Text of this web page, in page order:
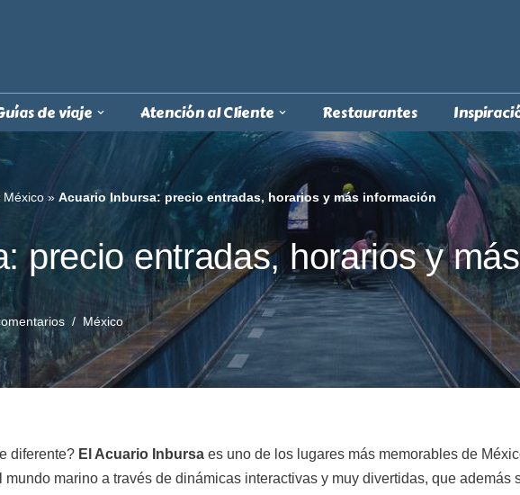
de viaje Atención al Cliente Restaurantes
México » Acuario Inbursa: precio entradas, horarios y más información
precio entradas, horarios y
México
diferente? El Acuario Inbursa es uno de los lugares más memorables de
marino a través de dinámicas interactivas y muy divertidas, que además